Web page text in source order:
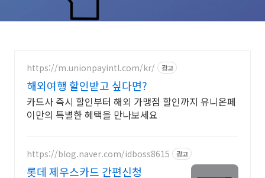
https://m.unionpayintl.com/kr/ 광고
해외여행 할인받고 싶다면?
카드사 즉시 할인부터 해외 가맹점 할인까지 유니온페
이만의 특별한 혜택을 만나보세요
https://blog.naver.com/idboss8615 광고
롯데 제우스카드 간편신청